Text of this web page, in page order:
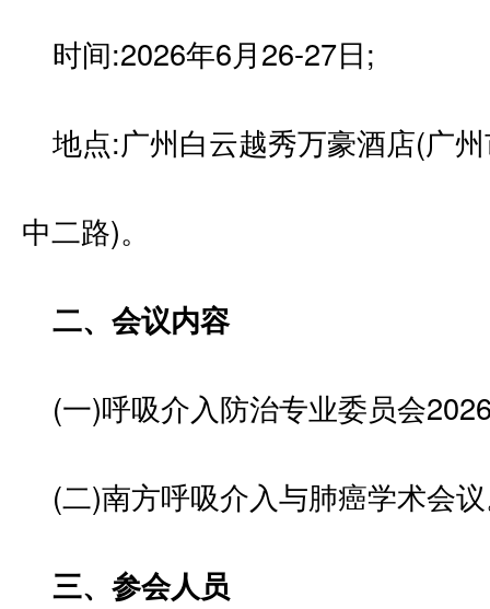
时间:2026年6月26-27日;
地点:广州白云越秀万豪酒店(广
中二路)。
二、会议内容
(一)呼吸介入防治专业委员会
(二)南方呼吸介入与肺癌学术会
三、参会人员